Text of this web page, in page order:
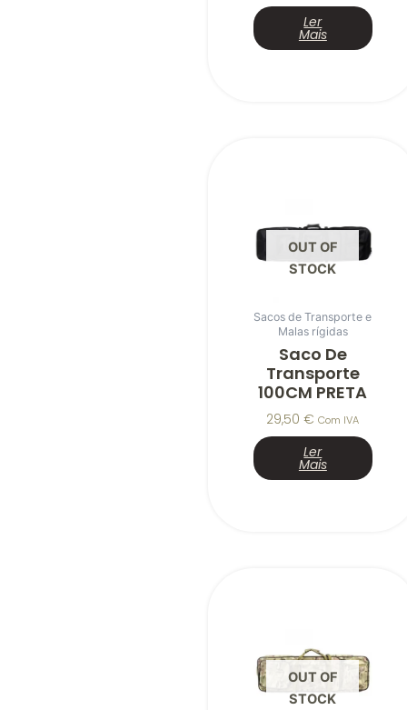
Ler
Mais
OUT OF
STOCK
Sacos de Transporte e
Malas rígidas
Saco De
Transporte
100CM PRETA
29,50€ Com IVA
Ler
Mais
OUT OF
STOCK